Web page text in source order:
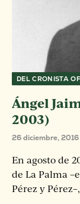
DEL CRONISTA
Ángel
2003)
26 diciembre, 2016
En agosto de
de La Palma
Pérez y